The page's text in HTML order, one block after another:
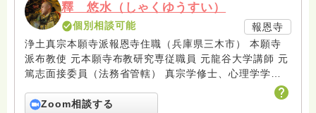
釋 悠水（しゃくゆうすい）
個別相談可能
報恩寺
浄土真宗本願寺派報恩寺住職（兵庫県三木市） 本願寺
派布教使 元本願寺布教研究専従職員 元龍谷大学講師 元
篤志面接委員（法務省管轄） 真宗学修士、心理学学士
Fmみっきい（地元ラジオ局）出演中 趣味：サックス ２
０１９年末頃から回答しています
Zoom相談する